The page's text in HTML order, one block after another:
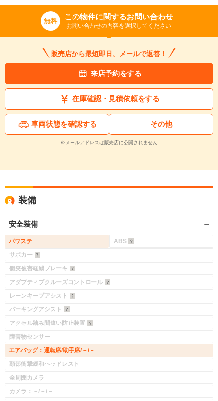
無料 この物件に関するお問い合わせ
お問い合わせの内容を選択してください
販売店から最短即日、メールで返答！
来店予約をする
在庫確認・見積依頼をする
車両状態を確認する その他
※メールアドレスは販売店に公開されません
装備
安全装備
パワステ
ABS
サポカー
衝突被害軽減ブレーキ
アダプティブクルーズコントロール
レーンキープアシスト
パーキングアシスト
アクセル踏み間違い防止装置
障害物センサー
エアバッグ：運転席/助手席/－/－
頸部衝撃緩和ヘッドレスト
全周囲カメラ
カメラ：－/－/－